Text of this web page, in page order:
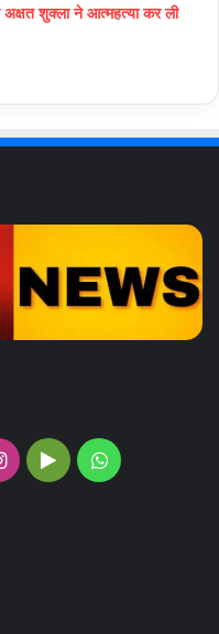
अक्षत शुक्ला ने आत्महत्या कर ली
Instagram
GoogleWhatsApp